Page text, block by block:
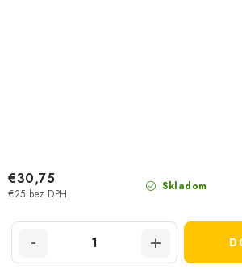
Skladom
€25 bez DPH
€30,75